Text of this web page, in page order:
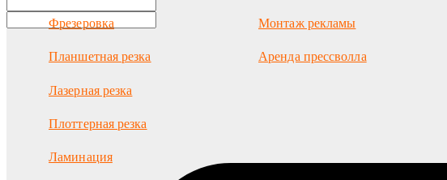
Фрезеровка
Планшетная резка
Лазерная резка
Плоттерная резка
Ламинация
Монтаж рекламы
Аренда прессволла